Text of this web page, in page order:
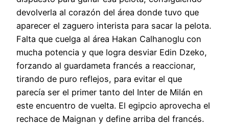
devolverla al corazón del área donde tuvo que
aparecer el zaguero interista para sacar la pelota.
Falta que cuelga al área Hakan Calhanoglu con
mucha potencia y que logra desviar Edin Dzeko,
forzando al guardameta francés a reaccionar,
tirando de puro reflejos, para evitar el que
parecía ser el primer tanto del Inter de Milán en
este encuentro de vuelta. El egipcio aprovecha el
rechace de Maignan y define arriba del francés.